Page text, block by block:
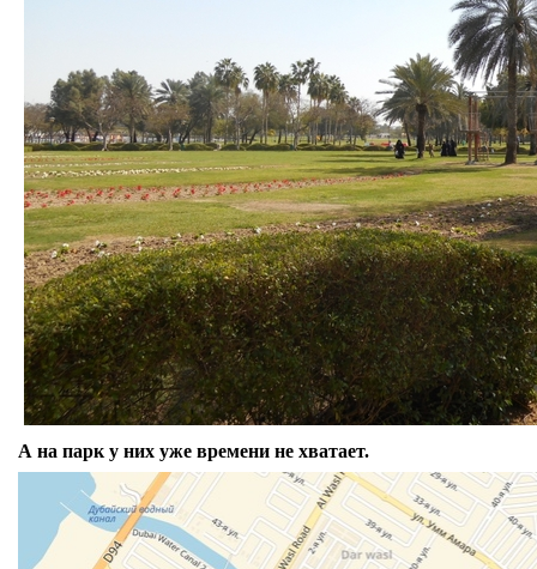
А на парк у них уже времени не хватает.